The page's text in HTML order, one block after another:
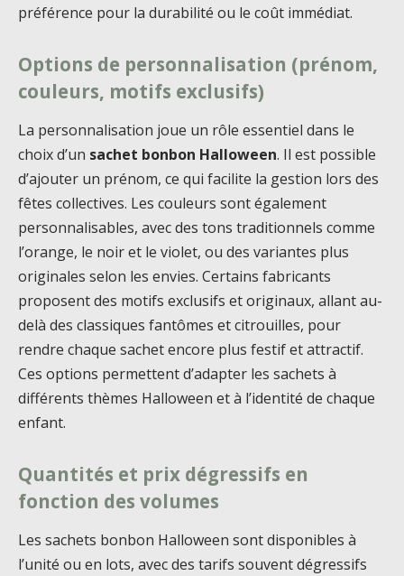
préférence pour la durabilité ou le coût immédiat.
Options de personnalisation (prénom,
couleurs, motifs exclusifs)
La personnalisation joue un rôle essentiel dans le
choix d’un sachet bonbon Halloween. Il est possible
d’ajouter un prénom, ce qui facilite la gestion lors des
fêtes collectives. Les couleurs sont également
personnalisables, avec des tons traditionnels comme
l’orange, le noir et le violet, ou des variantes plus
originales selon les envies. Certains fabricants
proposent des motifs exclusifs et originaux, allant au-
delà des classiques fantômes et citrouilles, pour
rendre chaque sachet encore plus festif et attractif.
Ces options permettent d’adapter les sachets à
différents thèmes Halloween et à l’identité de chaque
enfant.
Quantités et prix dégressifs en
fonction des volumes
Les sachets bonbon Halloween sont disponibles à
l’unité ou en lots, avec des tarifs souvent dégressifs